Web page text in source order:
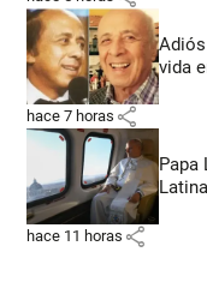
vida
hace 7 horas share
Papa
hace 11 horas share